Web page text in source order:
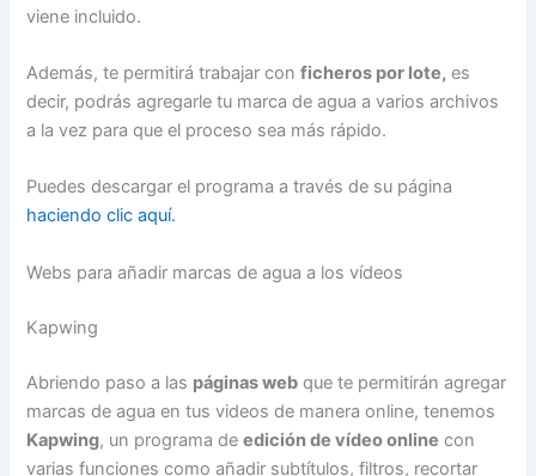
viene incluido.
Además, te permitirá trabajar conficheros por lote, es
decir, podrás agregarle tu marca de agua a varios archivos
a la vez para que el proceso sea más rápido.
Puedes descargar el programa a través de su página
haciendo clic aquí.
Webs para añadir marcas de agua a los vídeos
Kapwing
Abriendo paso a las páginas web que te permitirán agregar
marcas de agua en tus videos de manera online, tenemos
Kapwing, un programa deedición de vídeo online con
varias funciones como añadir subtítulos, filtros, recortar